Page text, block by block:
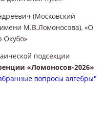
(Московский
М.В.Ломоносова), «О
Окубо»
подсекции
«Ломоносов-2026»
вопросы алгебры"